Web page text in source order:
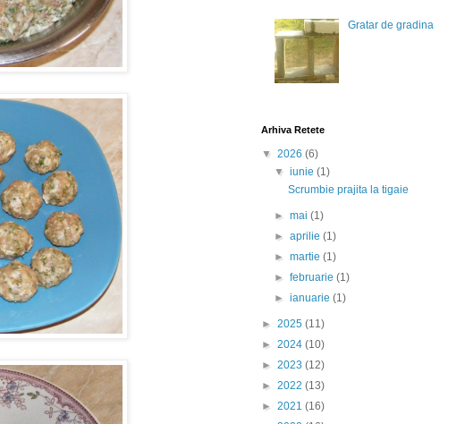
Gratar de gradina
Arhiva Retete
▼ 2026 (6)
▼iunie(1)
Scrumbie prajita la tigaie
►mai(1)
►aprilie(1)
►martie(1)
►februarie(1)
►ianuarie(1)
► 2025 (11)
► 2024 (10)
► 2023 (12)
► 2022 (13)
► 2021 (16)